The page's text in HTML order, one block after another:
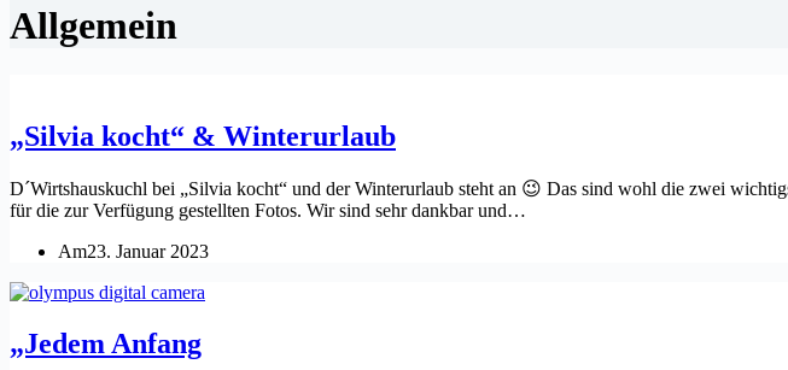
Allgemein
„Silvia kocht“ & Winterurlaub
D´Wirtshauskuchl bei „Silvia kocht“ und der Winterurlaub steht an 😉 Das sind wohl die zwei
für die zur Verfügung gestellten Fotos. Wir sind sehr dankbar und…
Am23. Januar 2023
„Jedem Anfang